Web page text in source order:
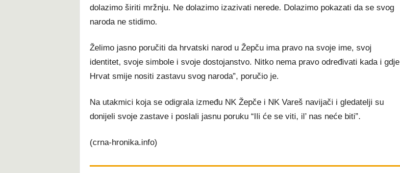
dolazimo širiti mržnju. Ne dolazimo izazivati nerede. Dolazimo pokazati da se svog
naroda ne stidimo.
Želimo jasno poručiti da hrvatski narod u Žepču ima pravo na svoje ime, svoj
identitet, svoje simbole i svoje dostojanstvo. Nitko nema pravo određivati kada i gdje
Hrvat smije nositi zastavu svog naroda”, poručio je.
Na utakmici koja se odigrala između NK Žepče i NK Vareš navijači i gledatelji su
donijeli svoje zastave i poslali jasnu poruku “Ili će se viti, il’ nas neće biti”.
(crna-hronika.info)